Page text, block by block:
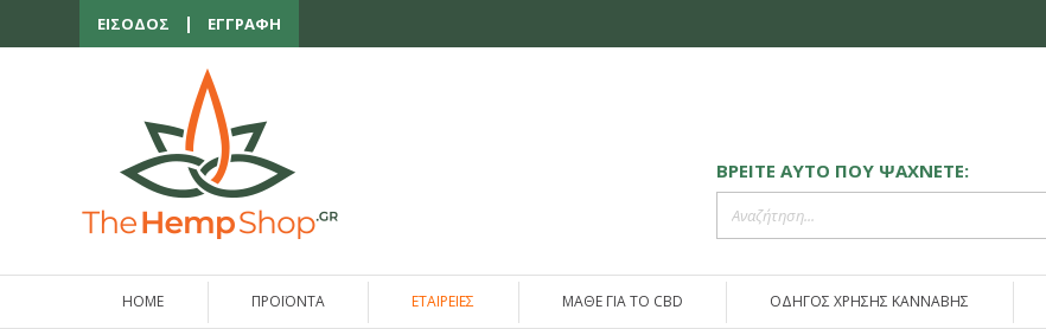
ΕΙΣΟΔΟΣ ΕΓΓΡΑΦΗ
ΒΡΕΙΤΕ ΑΥΤΟ ΠΟΥ ΨΑΧΝΕΤΕ:
HOME ΠΡΟΪΟΝΤΑ ΕΤΑΙΡΕΙΕΣ ΜΑΘΕ ΓΙΑ ΤΟ CBD ΟΔΗΓΟΣ ΧΡΗΣΗΣ ΚΑΝΝΑΒΗΣ